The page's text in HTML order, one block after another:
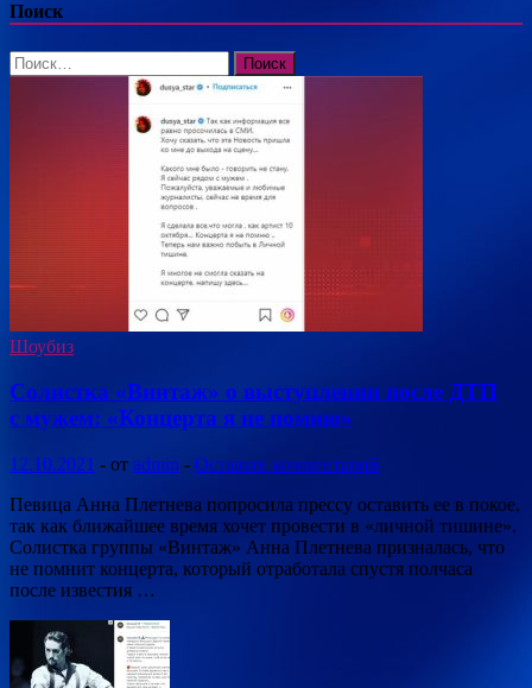
Поиск
Найти:
Шоубиз
Солистка «Винтаж» о выступлении после ДТП
с мужем: «Концерта я не помню»
12.10.2021 - от admin - Оставьте комментарий
Певица Анна Плетнева попросила прессу оставить ее в покое,
так как ближайшее время хочет провести в «личной тишине».
Солистка группы «Винтаж» Анна Плетнева призналась, что
не помнит концерта, который отработала спустя полчаса
после известия …